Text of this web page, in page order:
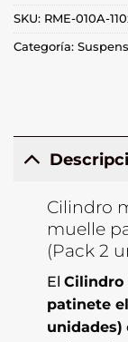
SKU: RME-010A-
Categoría:
Cilindro
muelle
(Pack 2
El Cilindro
patinete
unidades)